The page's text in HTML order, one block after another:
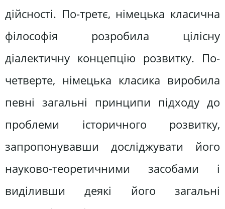
дійсності. По-третє, німецька класична
філософія розробила цілісну
діалектичну концепцію розвитку. По-
четверте, німецька класика виробила
певні загальні принципи підходу до
проблеми історичного розвитку,
запропонувавши досліджувати його
науково-теоретичними засобами і
виділивши деякі його загальні